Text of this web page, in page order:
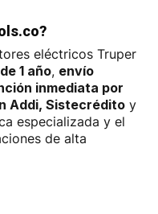
eléctricos Truper
1 año, envío
inmediata por
Addi, Sistecréditoy
especializada y el
de alta